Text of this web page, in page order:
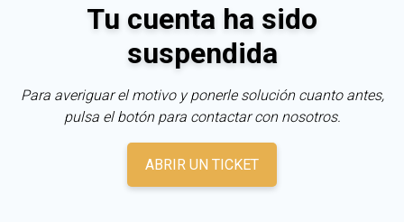
Tu cuenta ha sido
suspendida
Para averiguar el motivo y ponerle solución cuanto antes,
pulsa el botón para contactar con nosotros.
ABRIR UN TICKET